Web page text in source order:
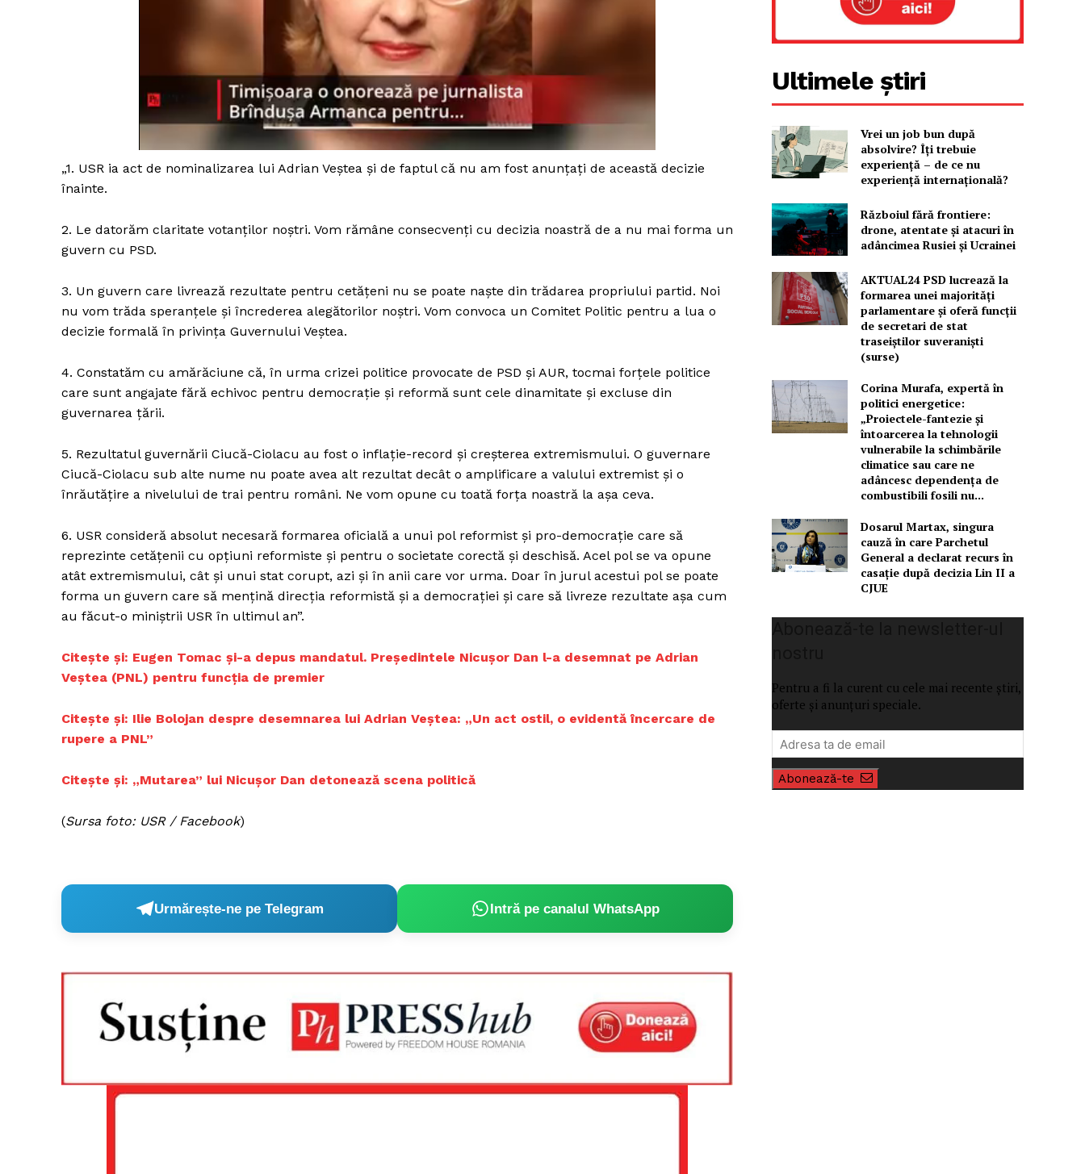
Un proiect
PRESShub
Despre noi / Echipa
Proiecte editoriale
Rețea
Contact
„1. USR ia act de nominalizarea lui Adrian Veștea și de faptul că nu am fost anunțați de această decizie
înainte.
2. Le datorăm claritate votanților noștri. Vom rămâne consecvenți cu decizia noastră de a nu mai forma un
guvern cu PSD.
3. Un guvern care livrează rezultate pentru cetățeni nu se poate naște din trădarea propriului partid. Noi
nu vom trăda speranțele și încrederea alegătorilor noștri. Vom convoca un Comitet Politic pentru a lua o
decizie formală în privința Guvernului Veștea.
4. Constatăm cu amărăciune că, în urma crizei politice provocate de PSD și AUR, tocmai forțele politice
care sunt angajate fără echivoc pentru democrație și reformă sunt cele dinamitate și excluse din
guvernarea țării.
5. Rezultatul guvernării Ciucă-Ciolacu au fost o inflație-record și creșterea extremismului. O guvernare
Ciucă-Ciolacu sub alte nume nu poate avea alt rezultat decât o amplificare a valului extremist și o
înrăutățire a nivelului de trai pentru români. Ne vom opune cu toată forța noastră la așa ceva.
6. USR consideră absolut necesară formarea oficială a unui pol reformist și pro-democrație care să
reprezinte cetățenii cu opțiuni reformiste și pentru o societate corectă și deschisă. Acel pol se va opune
atât extremismului, cât și unui stat corupt, azi și în anii care vor urma. Doar în jurul acestui pol se poate
forma un guvern care să mențină direcția reformistă și a democrației și care să livreze rezultate așa cum
au făcut-o miniștrii USR în ultimul an”.
Citește și: Eugen Tomac și-a depus mandatul. Președintele Nicușor Dan l-a desemnat pe Adrian
Veștea (PNL) pentru funcția de premier
Citește și: Ilie Bolojan despre desemnarea lui Adrian Veștea: „Un act ostil, o evidentă încercare de
rupere a PNL”
Citește și: „Mutarea” lui Nicușor Dan detonează scena politică
(Sursa foto: USR / Facebook)
Urmărește-ne pe Telegram Intră pe canalul WhatsApp
Ultimele știri
Vrei un job bun după
absolvire? Îți trebuie
experiență – de ce nu
experiență internațională?
Războiul fără frontiere:
drone, atentate și atacuri în
adâncimea Rusiei și Ucrainei
AKTUAL24 PSD lucrează la
formarea unei majorităţi
parlamentare și oferă funcții
de secretari de stat
traseiștilor suveraniști
(surse)
Corina Murafa, expertă în
politici energetice:
„Proiectele-fantezie și
întoarcerea la tehnologii
vulnerabile la schimbările
climatice sau care ne
adâncesc dependența de
combustibili fosili nu...
Dosarul Martax, singura
cauză în care Parchetul
General a declarat recurs în
casație după decizia Lin II a
CJUE
Pentru a fi la curent cu cele mai recente știri,
oferte și anunțuri speciale.
Abonează-te